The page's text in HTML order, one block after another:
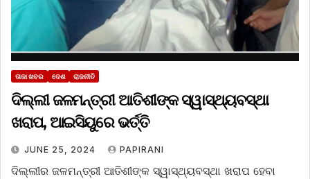
ତାଜା ଖବର ଦେଶ ରାଜନୀତି
ଦିଲ୍ଲୀ ଜଳମନ୍ତ୍ରୀ ଆତିଶୀଙ୍କ ସ୍ୱାସ୍ଥ୍ୟବସ୍ଥା
ଖରାପ, ଆଇସିୟୁରେ ଭର୍ତ୍ତି
JUNE 25, 2024 PAPIRANI
ଦିଲ୍ଲୀର ଜଳମନ୍ତ୍ରୀ ଆତିଶୀଙ୍କ ସ୍ୱାସ୍ଥ୍ୟବସ୍ଥା ଖରାପ ହେବା